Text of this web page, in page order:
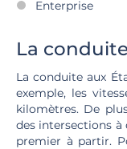
Enterprise
La
La conduite aux
exemple, les
kilomètres. De
des intersections
premier à partir.